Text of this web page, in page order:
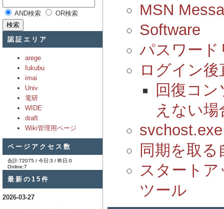
AND検索 OR検索
認証エリア
arege
fukubu
imai
Univ
電研
WIDE
draft
Wiki管理用ページ
ページアクセス数
合計:72075 / 今日:3 / 昨日:0
Online:7
最新の15件
2026-03-27
MSN
Software
パスワード
ログイン
回復コ
えない場
同期を取
スタート
ツール